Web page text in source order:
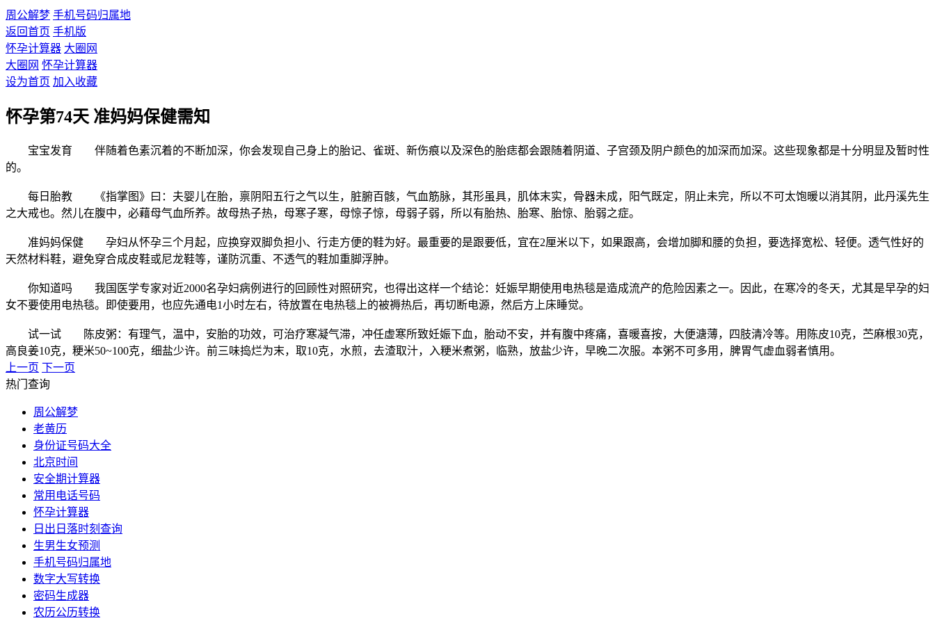
周公解梦 手机号码归属地
返回首页 手机版
怀孕计算器 大圈网
大圈网 怀孕计算器
设为首页 加入收藏
怀孕第74天 准妈妈保健需知
宝宝发育 伴随着色素沉着的不断加深，你会发现自己身上的胎记、雀斑、新伤痕以及深色的胎痣都会跟随着阴道、子宫颈及阴户颜色的加深而加深。这些现象都是十分明显及暂时性
的。
每日胎教 《指掌图》曰：夫婴儿在胎，禀阴阳五行之气以生，脏腑百骸，气血筋脉，其形虽具，肌体末实，骨器未成，阳气既定，阴止未完，所以不可太饱暖以消其阴，此丹溪先生
之大戒也。然儿在腹中，必藉母气血所养。故母热子热，母寒子寒，母惊子惊，母弱子弱，所以有胎热、胎寒、胎惊、胎弱之症。
准妈妈保健 孕妇从怀孕三个月起，应换穿双脚负担小、行走方便的鞋为好。最重要的是跟要低，宜在2厘米以下，如果跟高，会增加脚和腰的负担，要选择宽松、轻便。透气性好的
天然材料鞋，避免穿合成皮鞋或尼龙鞋等，谨防沉重、不透气的鞋加重脚浮肿。
你知道吗 我国医学专家对近2000名孕妇病例进行的回顾性对照研究，也得出这样一个结论：妊娠早期使用电热毯是造成流产的危险因素之一。因此，在寒冷的冬天，尤其是早孕的妇
女不要使用电热毯。即使要用，也应先通电1小时左右，待放置在电热毯上的被褥热后，再切断电源，然后方上床睡觉。
试一试 陈皮粥：有理气，温中，安胎的功效，可治疗寒凝气滞，冲任虚寒所致妊娠下血，胎动不安，并有腹中疼痛，喜暖喜按，大便溏薄，四肢清冷等。用陈皮10克，苎麻根30克，
高良姜10克，粳米50~100克，细盐少许。前三味捣烂为末，取10克，水煎，去渣取汁，入粳米煮粥，临熟，放盐少许，早晚二次服。本粥不可多用，脾胃气虚血弱者慎用。
上一页 下一页
热门查询
周公解梦
老黄历
身份证号码大全
北京时间
安全期计算器
常用电话号码
怀孕计算器
日出日落时刻查询
生男生女预测
手机号码归属地
数字大写转换
密码生成器
农历公历转换